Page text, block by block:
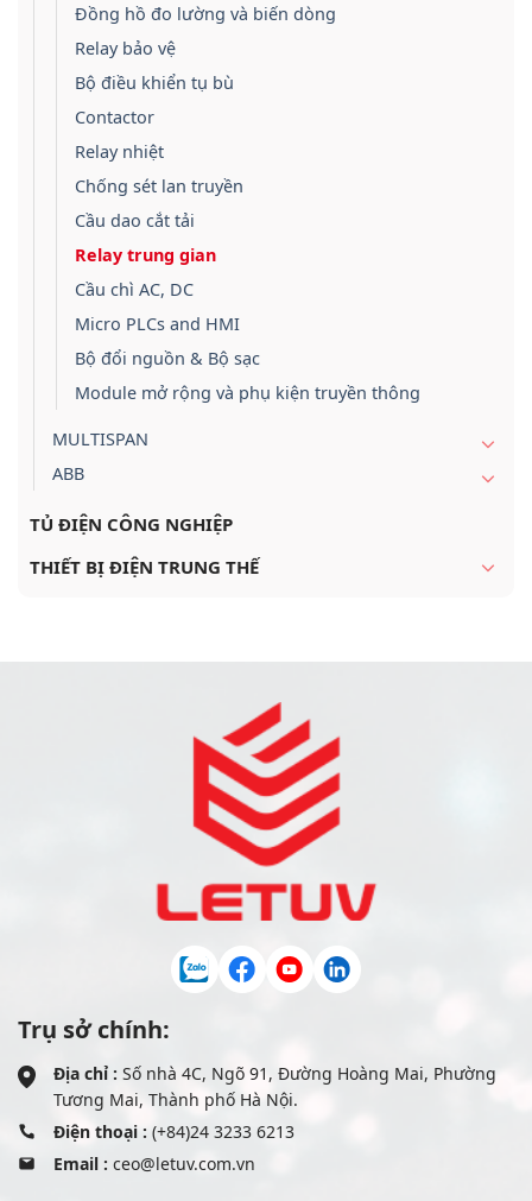
Đồng hồ đo lường và biến dòng
Relay bảo vệ
Bộ điều khiển tụ bù
Contactor
Relay nhiệt
Chống sét lan truyền
Cầu dao cắt tải
Relay trung gian
Cầu chì AC, DC
Micro PLCs and HMI
Bộ đổi nguồn & Bộ sạc
Module mở rộng và phụ kiện truyền thông
MULTISPAN
ABB
TỦ ĐIỆN CÔNG NGHIỆP
THIẾT BỊ ĐIỆN TRUNG THẾ
Trụ sở chính:
Địa chỉ : Số nhà 4C, Ngõ 91, Đường Hoàng Mai, Phường
Tương Mai, Thành phố Hà Nội.
Điện thoại : (+84)24 3233 6213
Email : ceo@letuv.com.vn